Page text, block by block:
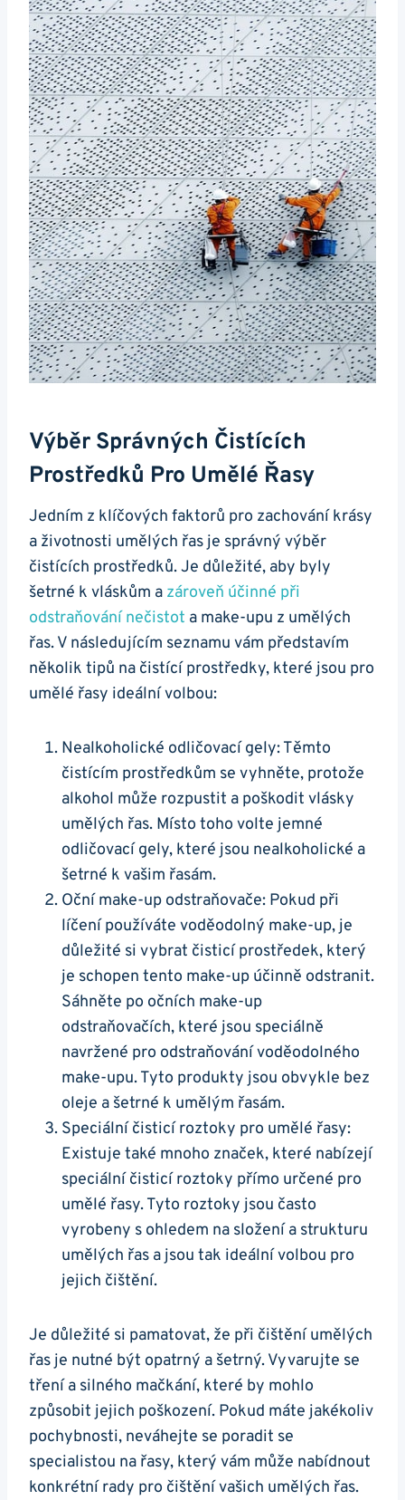
Výběr Správných Čistících
Prostředků Pro Umělé Řasy
Jedním z klíčových faktorů pro zachování krásy
a životnosti umělých řas je správný výběr
čistících prostředků. Je důležité, aby byly
šetrné k vláskům a zároveň účinné při
odstraňování nečistot a make-upu z umělých
řas. V následujícím seznamu vám představím
několik tipů na čistící prostředky, které jsou pro
umělé řasy ideální volbou:
Nealkoholické odličovací gely: Těmto
čistícím prostředkům se vyhněte, protože
alkohol může rozpustit a poškodit vlásky
umělých řas. Místo toho volte jemné
odličovací gely, které jsou nealkoholické a
šetrné k vašim řasám.
Oční make-up odstraňovače: Pokud při
líčení používáte voděodolný make-up, je
důležité si vybrat čisticí prostředek, který
je schopen tento make-up účinně odstranit.
Sáhněte po očních make-up
odstraňovačích, které jsou speciálně
navržené pro odstraňování voděodolného
make-upu. Tyto produkty jsou obvykle bez
oleje a šetrné k umělým řasám.
Speciální čisticí roztoky pro umělé řasy:
Existuje také mnoho značek, které nabízejí
speciální čisticí roztoky přímo určené pro
umělé řasy. Tyto roztoky jsou často
vyrobeny s ohledem na složení a strukturu
umělých řas a jsou tak ideální volbou pro
jejich čištění.
Je důležité si pamatovat, že při čištění umělých
řas je nutné být opatrný a šetrný. Vyvarujte se
tření a silného mačkání, které by mohlo
způsobit jejich poškození. Pokud máte jakékoliv
pochybnosti, neváhejte se poradit se
specialistou na řasy, který vám může nabídnout
konkrétní rady pro čištění vašich umělých řas.